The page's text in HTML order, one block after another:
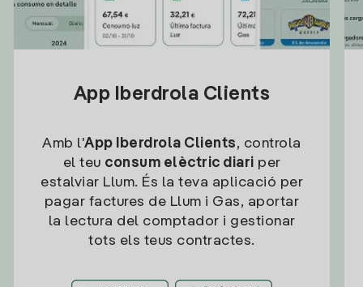
App Iberdrola Clients
Amb l'App Iberdrola Clients, controla
el teu consum elèctric diari per
estalviar Llum. És la teva aplicació per
pagar factures de Llum i Gas, aportar
la lectura del comptador i gestionar
tots els teus contractes.